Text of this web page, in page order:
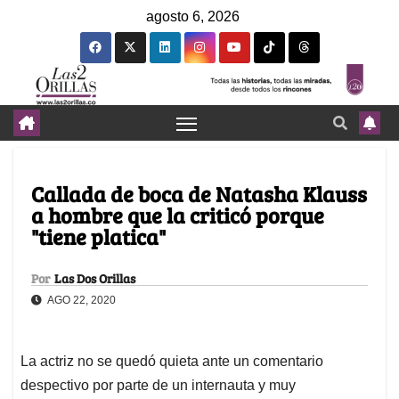
agosto 6, 2026
Callada de boca de Natasha Klauss
a hombre que la criticó porque
"tiene platica"
Por Las Dos Orillas
AGO 22, 2020
La actriz no se quedó quieta ante un comentario
despectivo por parte de un internauta y muy